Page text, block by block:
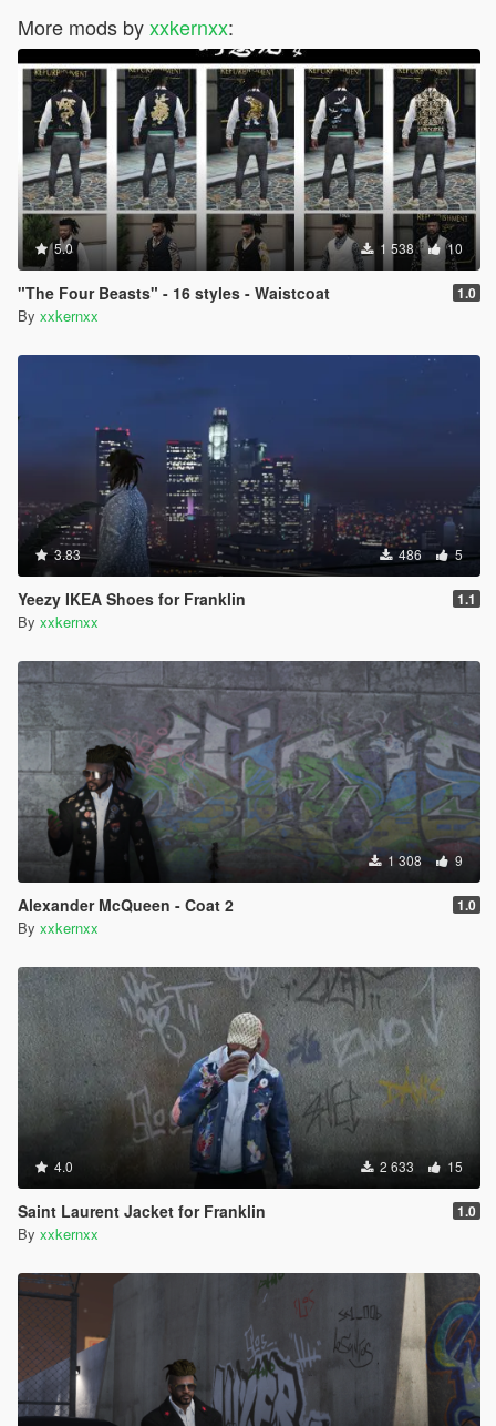
More mods byxxkernxx:
5.0 1 538 10
"The Four Beasts" - 16 styles - Waistcoat 1.0
By xxkernxx
3.83 486 5
Yeezy IKEA Shoes for Franklin 1.1
By xxkernxx
1 308 9
Alexander McQueen - Coat 2 1.0
By xxkernxx
4.0 2 633 15
Saint Laurent Jacket for Franklin 1.0
By xxkernxx